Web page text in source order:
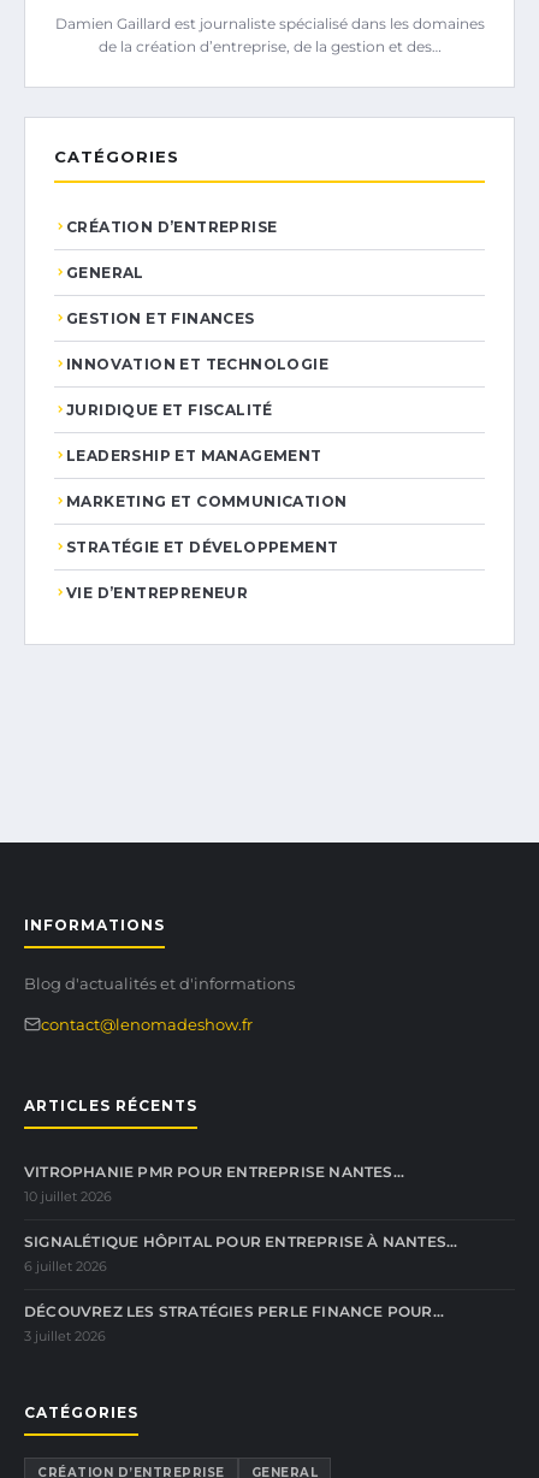
Damien Gaillard est journaliste spécialisé dans les domaines
de la création d’entreprise, de la gestion et des…
CATÉGORIES
CRÉATION D’ENTREPRISE
GENERAL
GESTION ET FINANCES
INNOVATION ET TECHNOLOGIE
JURIDIQUE ET FISCALITÉ
LEADERSHIP ET MANAGEMENT
MARKETING ET COMMUNICATION
STRATÉGIE ET DÉVELOPPEMENT
VIE D’ENTREPRENEUR
INFORMATIONS
Blog d'actualités et d'informations
contact@lenomadeshow.fr
ARTICLES RÉCENTS
VITROPHANIE PMR POUR ENTREPRISE NANTES…
10 juillet 2026
SIGNALÉTIQUE HÔPITAL POUR ENTREPRISE À NANTES…
6 juillet 2026
DÉCOUVREZ LES STRATÉGIES PERLE FINANCE POUR…
3 juillet 2026
CATÉGORIES
CRÉATION D’ENTREPRISE GENERAL